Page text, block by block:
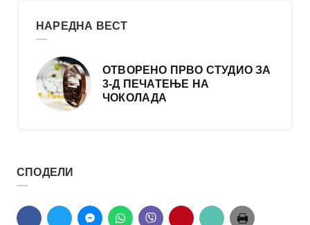
НАРЕДНА ВЕСТ
ОТВОРЕНО ПРВО СТУДИО ЗА
3-Д ПЕЧАТЕЊЕ НА
ЧОКОЛАДА
СПОДЕЛИ